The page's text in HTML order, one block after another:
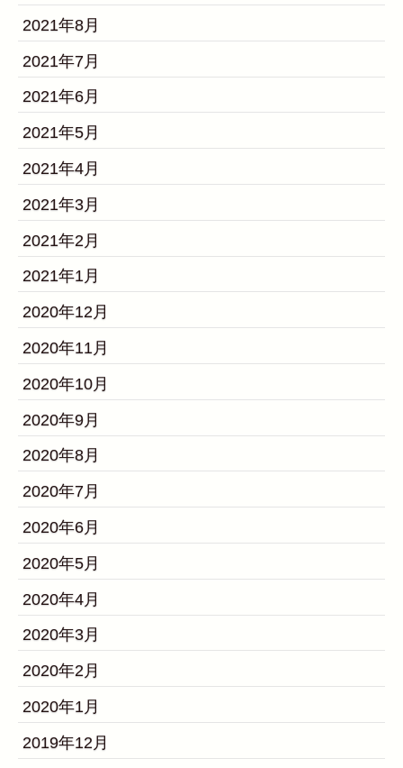
2021年8月
2021年7月
2021年6月
2021年5月
2021年4月
2021年3月
2021年2月
2021年1月
2020年12月
2020年11月
2020年10月
2020年9月
2020年8月
2020年7月
2020年6月
2020年5月
2020年4月
2020年3月
2020年2月
2020年1月
2019年12月